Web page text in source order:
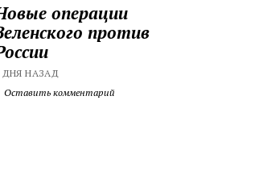
операции
против
ДНЯ НАЗАД
Оставить комментарий